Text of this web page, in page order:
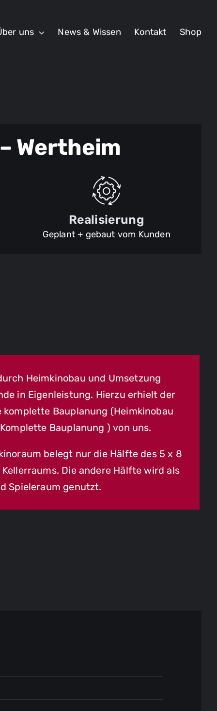
uns News & Wissen Kontakt Shop
Wertheim
Realisierung
Geplant + gebaut vom Kunden
Heimkinobau und Umsetzung
in Eigenleistung. Hierzu erhielt der
komplette Bauplanung (Heimkinobau
Bauplanung )von uns.
belegt nur die Hälfte des 5 x 8
Die andere Hälfte wird als
Spieleraum genutzt.